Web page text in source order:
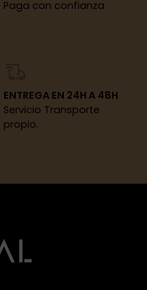
Paga con confianza
ENTREGA EN 24H A 48H
Servicio Transporte
propio.